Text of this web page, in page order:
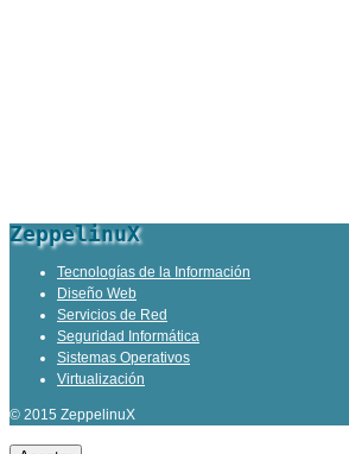
ZeppelinuX
Tecnologías de la Información
Diseño Web
Servicios de Red
Seguridad Informática
Sistemas Operativos
Virtualización
© 2015 ZeppelinuX